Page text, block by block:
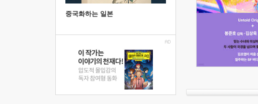
중국화하는 일본